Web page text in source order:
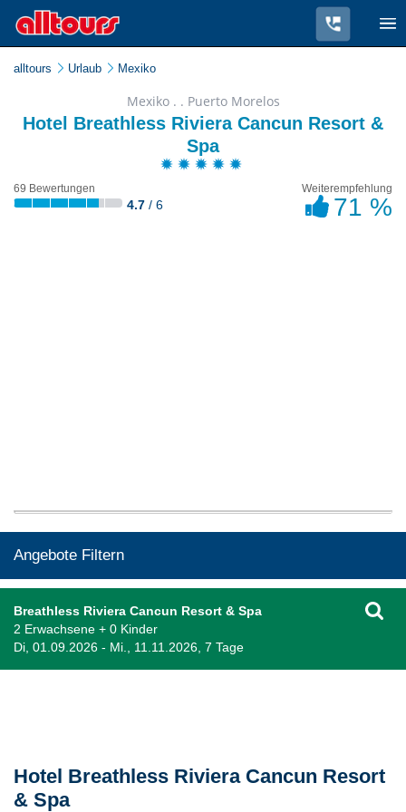
alltours Urlaub Mexiko
Mexiko . . Puerto Morelos
Hotel Breathless Riviera Cancun Resort &
Spa
69 Bewertungen
4.7 / 6
Weiterempfehlung
71 %
Angebote Filtern
Breathless Riviera Cancun Resort & Spa
2 Erwachsene + 0 Kinder
Di, 01.09.2026 - Mi., 11.11.2026, 7 Tage
Hotel Breathless Riviera Cancun Resort
& Spa